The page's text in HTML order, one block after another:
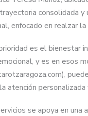
trayectoria consolidada
enfocado en realzar
es el bienestar
y es en esos
atención
se apoya en